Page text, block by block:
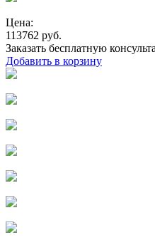
Цена:
113762 руб.
Заказать бесплатную
Добавить в корзину